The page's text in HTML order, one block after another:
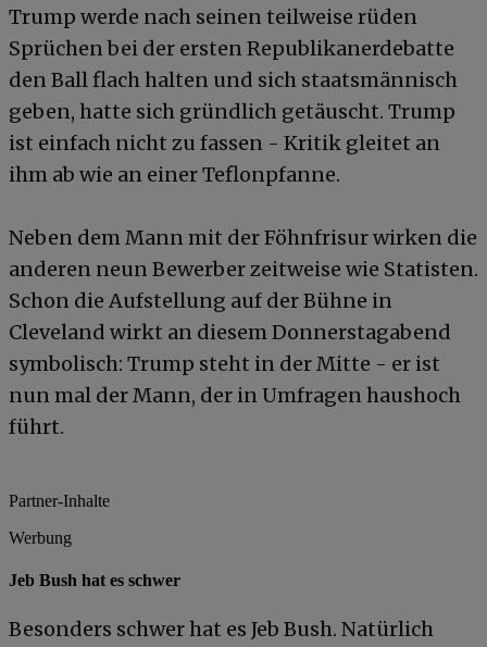
Trump werde nach seinen teilweise rüden
Sprüchen bei der ersten Republikanerdebatte
den Ball flach halten und sich staatsmännisch
geben, hatte sich gründlich getäuscht. Trump
ist einfach nicht zu fassen - Kritik gleitet an
ihm ab wie an einer Teflonpfanne.
Neben dem Mann mit der Föhnfrisur wirken die
anderen neun Bewerber zeitweise wie Statisten.
Schon die Aufstellung auf der Bühne in
Cleveland wirkt an diesem Donnerstagabend
symbolisch: Trump steht in der Mitte - er ist
nun mal der Mann, der in Umfragen haushoch
führt.
Partner-Inhalte
Werbung
Jeb Bush hat es schwer
Besonders schwer hat es Jeb Bush. Natürlich